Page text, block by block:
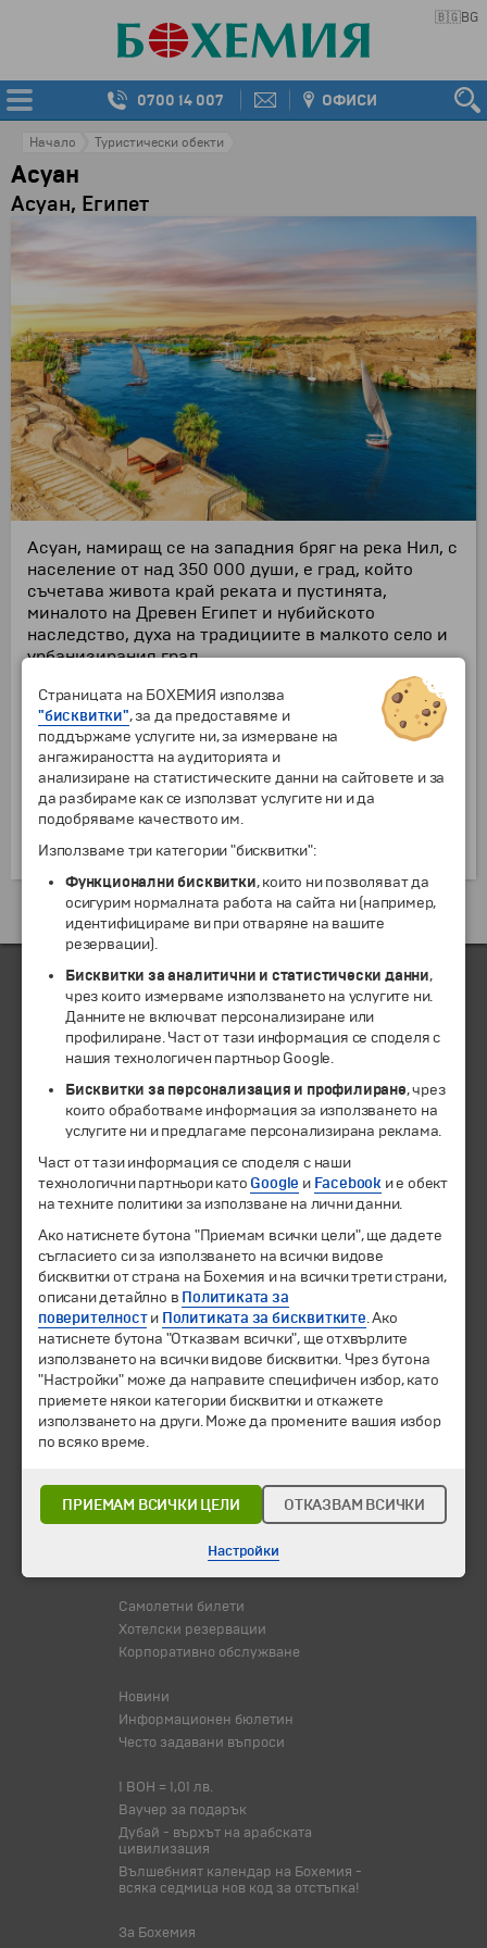
🇧🇬BG
0700 14 007 ОФИСИ
Начало Туристически обекти
Асуан
Асуан, Египет
Асуан, намиращ се на западния бряг на река Нил, с
население от над 350 000 души, е град, който
съчетава живота край реката и пустинята,
миналото на Древен Египет и нубийското
наследство, духа на традициите в малкото село и
урбанизирания град.
Суенет
и Сиене, или най-южното място, откъдето
започвала територията на Египет (горното течение
на река Нил), там където граничила с Нубия, с
течение на времето оставя своя отпечатък в
историята на Древен Египет. И през Античността и
днесградът е известен свноса и износа на стоки
В миналото от градът е добиван гранит
за построяването надревниегипетски паметници.
Екскурзии и почивки до Египет »
ЧЛЕН НА
© 1994-2026 Бохемия ООД.Всички права запазени.
Екскурзии и почивки
Направления
Календар
Всички програми от А до Я
Промоции
Горещи оферти
Туристически обекти
Самолетни билети
Хотелски резервации
Корпоративно обслужване
Новини
Информационен бюлетин
Често задавани въпроси
1 BOH = 1,01 лв.
Ваучер за подарък
Дубай - върхът на арабската
цивилизация
Вълшебният календар на Бохемия -
всяка седмица нов код за отстъпка!
За Бохемия
Страницата на БОХЕМИЯ използва
"бисквитки", за да предоставяме и
поддържаме услугите ни, за измерване на
ангажираността на аудиторията и
анализиране на статистическите данни на сайтовете и за
да разбираме как се използват услугите ни и да
подобряваме качеството им.
Използваме три категории "бисквитки":
Функционални бисквитки, които ни позволяват да
осигурим нормалната работа на сайта ни (например,
идентифицираме ви при отваряне на вашите
резервации).
Бисквитки за аналитични и статистически данни,
чрез които измерваме използването на услугите ни.
Данните не включват персонализиране или
профилиране. Част от тази информация се споделя с
нашия технологичен партньор Google.
Бисквитки за персонализация и профилиране, чрез
които обработваме информация за използването на
услугите ни и предлагаме персонализирана реклама.
Част от тази информация се споделя с наши
технологични партньори като Google и Facebook и е обект
на техните политики за използване на лични данни.
Ако натиснете бутона "Приемам всички цели", ще дадете
съгласието си за използването на всички видове
бисквитки от страна на Бохемия и на всички трети страни,
описани детайлно в Политиката за
поверителности Политиката за бисквитките. Ако
натиснете бутона "Отказвам всички", ще отхвърлите
използването на всички видове бисквитки. Чрез бутона
"Настройки" може да направите специфичен избор, като
приемете някои категории бисквитки и откажете
използването на други. Може да промените вашия избор
по всяко време.
ПРИЕМАМ ВСИЧКИ ЦЕЛИ ОТКАЗВАМ ВСИЧКИ
Настройки